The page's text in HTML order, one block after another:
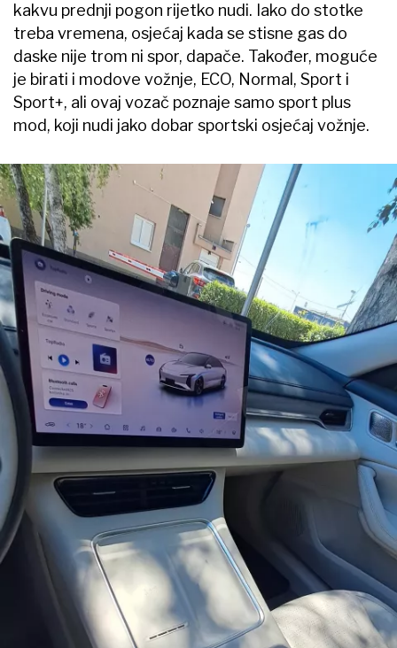
kakvu prednji pogon rijetko nudi. Iako do stotke
treba vremena, osjećaj kada se stisne gas do
daske nije trom ni spor, dapače. Također, moguće
je birati i modove vožnje, ECO, Normal, Sport i
Sport+, ali ovaj vozač poznaje samo sport plus
mod, koji nudi jako dobar sportski osjećaj vožnje.